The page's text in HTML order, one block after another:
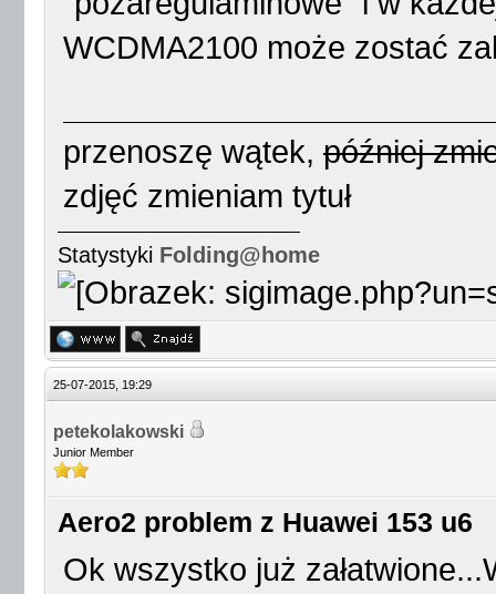
WCDMA2100 może zostać
przenoszę wątek, później
zdjęć zmieniam tytuł
Statystyki Folding@home
25-07-2015, 19:29
petekolakowski
Junior Member
Aero2 problem z Huawei 153 u6
Ok wszystko już